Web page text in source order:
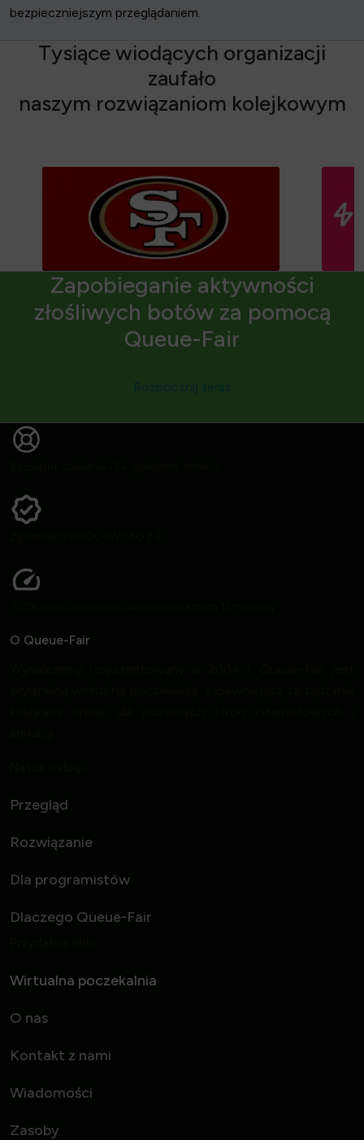
bezpieczniejszym przeglądaniem.
Tysiącewiodących organizacji
zaufało
naszym rozwiązaniom kolejkowym
Zapobieganie aktywności
złośliwych botów za pomocą
Queue-Fair
O Queue-Fair
Przegląd
Rozwiązanie
Dla programistów
Dlaczego Queue-Fair
Wirtualna poczekalnia
O nas
Kontakt z nami
Wiadomości
Zasoby